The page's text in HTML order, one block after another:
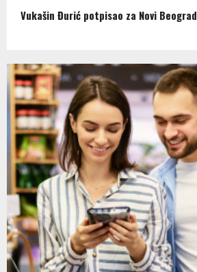
Vukašin Đurić potpisao za Novi Beograd